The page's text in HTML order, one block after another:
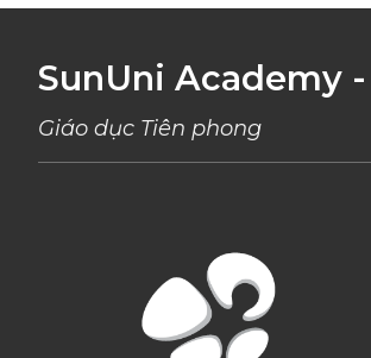
SunUni Academy
Giáo dục Tiên phong